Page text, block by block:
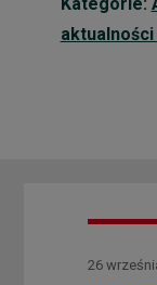
Kategorie:
aktualności
26